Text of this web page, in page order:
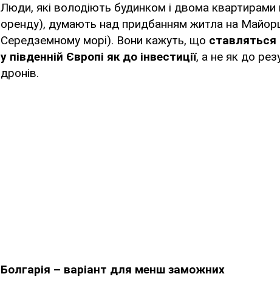
Люди, які володіють будинком і двома квартирами
оренду), думають над придбанням житла на
Середземному морі). Вони кажуть, що ставляться
у південній Європі як до інвестиції, а не як до
дронів.
Болгарія – варіант для менш заможних